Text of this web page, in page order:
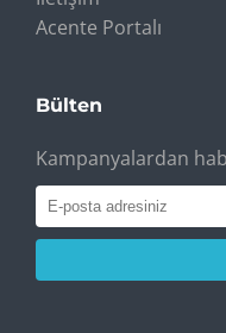
Acente Portalı
Bülten
Kampanyalardan